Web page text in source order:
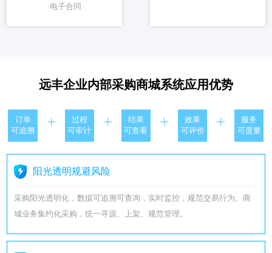
·电子合同
远丰企业内部采购商城系统应用优势
订单
可追溯
过程
可审计
结果
可查看
效果
可评价
服务
可度量
阳光透明规避风险
采购阳光透明化，数据可追溯可查询，实时监控，规范交易行为。商
城业务集约化采购，统一寻源、上架、规范管理。